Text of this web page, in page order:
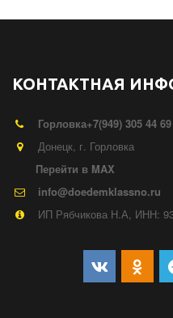
КОНТАКТНАЯ
Горловка+7(949) 305 44 69
Донецк, г. Горловка
Перейти в MAX
info@doedemklassno.ru
ИП Рябчикова Н.А, ИНН: